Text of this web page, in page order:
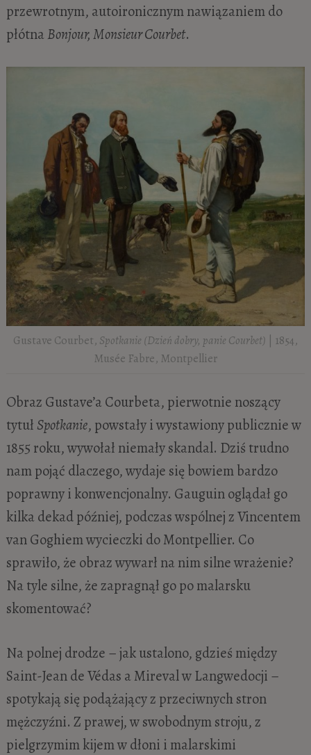
przewrotnym, autoironicznym nawiązaniem do
płótnaBonjour, Monsieur Courbet.
Gustave Courbet, Spotkanie (Dzień dobry, panie Courbet) | 1854,
Musée Fabre, Montpellier
Obraz Gustave’a Courbeta, pierwotnie noszący
tytuł Spotkanie, powstały i wystawiony publicznie w
1855 roku, wywołał niemały skandal. Dziś trudno
nam pojąć dlaczego, wydaje się bowiem bardzo
poprawny i konwencjonalny. Gauguin oglądał go
kilka dekad później, podczas wspólnej z Vincentem
van Goghiem wycieczki do Montpellier. Co
sprawiło, że obraz wywarł na nim silne wrażenie?
Na tyle silne, że zapragnął go po malarsku
skomentować?
Na polnej drodze – jak ustalono, gdzieś między
Saint-Jean de Védas a Mireval w Langwedocji –
spotykają się podążający z przeciwnych stron
mężczyźni. Z prawej, w swobodnym stroju, z
pielgrzymim kijem w dłoni i malarskimi